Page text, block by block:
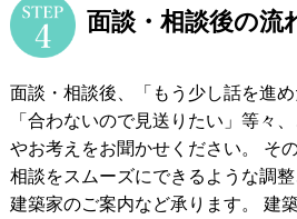
面談・相談後の流
面談・相談後、「もう少し話を進め
「合わないので見送りたい」等々
やお考えをお聞かせください。 そ
相談をスムーズにできるような調
建築家のご案内など承ります。
建